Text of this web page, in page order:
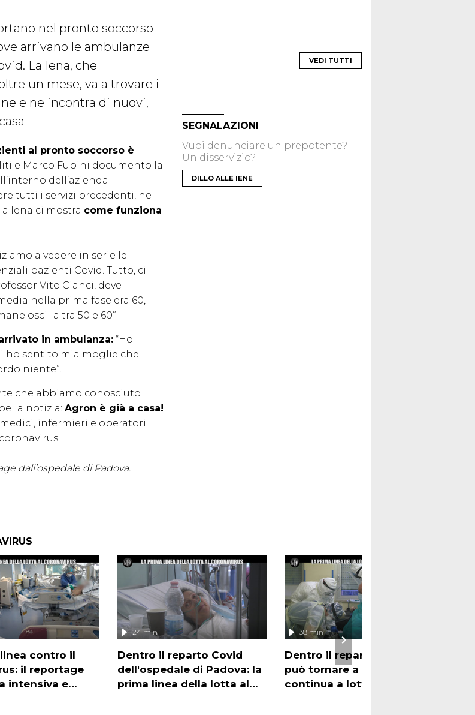
nel pronto soccorso
arrivano le ambulanze
La Iena, che
un mese, va a trovare i
e ne incontra di nuovi,
al pronto soccorso è
e Marco Fubini documento la
dell’azienda
tutti i servizi precedenti, nel
Iena ci mostra come funziona
a vedere in serie le
pazienti Covid. Tutto, ci
Vito Cianci, deve
media nella prima fase era 60,
oscilla tra 50 e 60”.
in ambulanza: “Ho
ho sentito mia moglie che
niente”.
che abbiamo conosciuto
notizia: Agron è già a casa!
infermieri e operatori
dall’ospedale di Padova.
VEDI TUTTI
SEGNALAZIONI
Vuoi denunciare un prepotente?
Un disservizio?
DILLO ALLE IENE
contro il
il reportage
intensiva e
Dentro il reparto Covid
dell'ospedale di Padova: la
prima linea della lotta al
24 min
Dentro il reparto Covid: chi
può tornare a casa e chi
continua a lottare
38 min